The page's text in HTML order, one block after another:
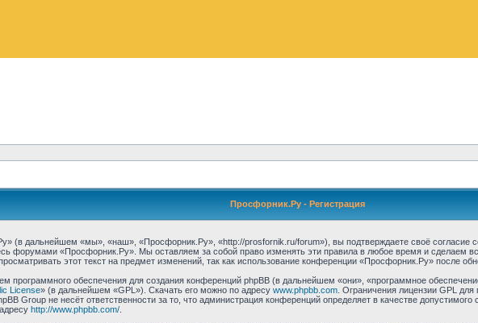
Просфорник.Ру - Регистрация
(в дальнейшем «мы», «наш», «Просфорник.Ру», «http://prosfornik.ru/forum»), вы подтверждаете своё согласие
форумами «Просфорник.Ру». Мы оставляем за собой право изменять эти правила в любое время и сделаем
этот текст на предмет изменений, так как использование конференции «Просфорник.Ру» после
обеспечения для создания конференций phpBB (в дальнейшем «они», «программное
License» (в дальнейшем «GPL»). Скачать его можно по адресу www.phpbb.com. Ограничения лицензии GPL для
Group не несёт ответственности за то, что администрация конференций определяет в качестве
http://www.phpbb.com/.